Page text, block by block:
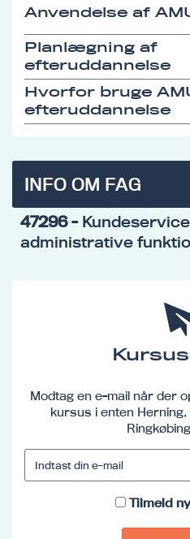
Anvendelse af
Planlægning af
efteruddannelse
Hvorfor bruge
efteruddannelse
INFO OM FAG
47296-
administrative
Modtag en e-mail når der
kursus i enten
Tilmeld